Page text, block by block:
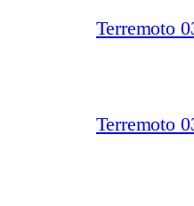
Terremoto
Terremoto